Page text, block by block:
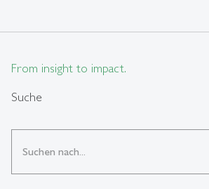
From insight to impact.
Suche